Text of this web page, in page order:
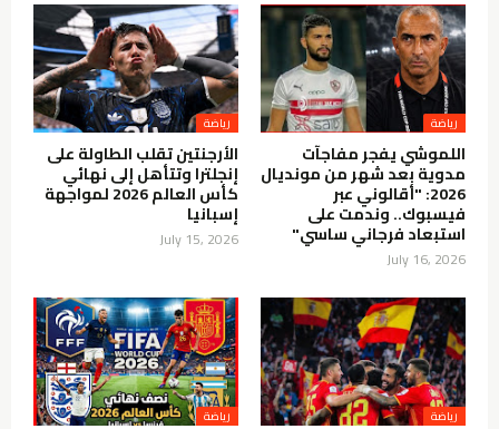
رياضة
اللموشي يفجر مفاجآت
مدوية بعد شهر من مونديال
2026: "أقالوني عبر
فيسبوك.. وندمت على
استبعاد فرجاني ساسي"
July 16, 2026
رياضة
الأرجنتين تقلب الطاولة على
إنجلترا وتتأهل إلى نهائي
كأس العالم 2026 لمواجهة
إسبانيا
July 15, 2026
رياضة رياضة